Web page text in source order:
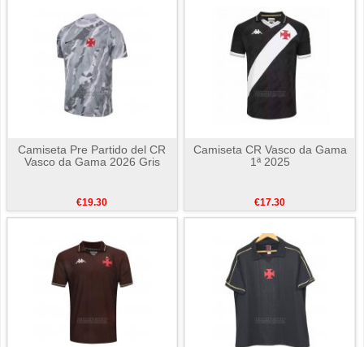
Camiseta Pre Partido del CR
Vasco da Gama 2026 Gris
€19.30
Camiseta CR Vasco da Gama
1ª 2025
€17.30